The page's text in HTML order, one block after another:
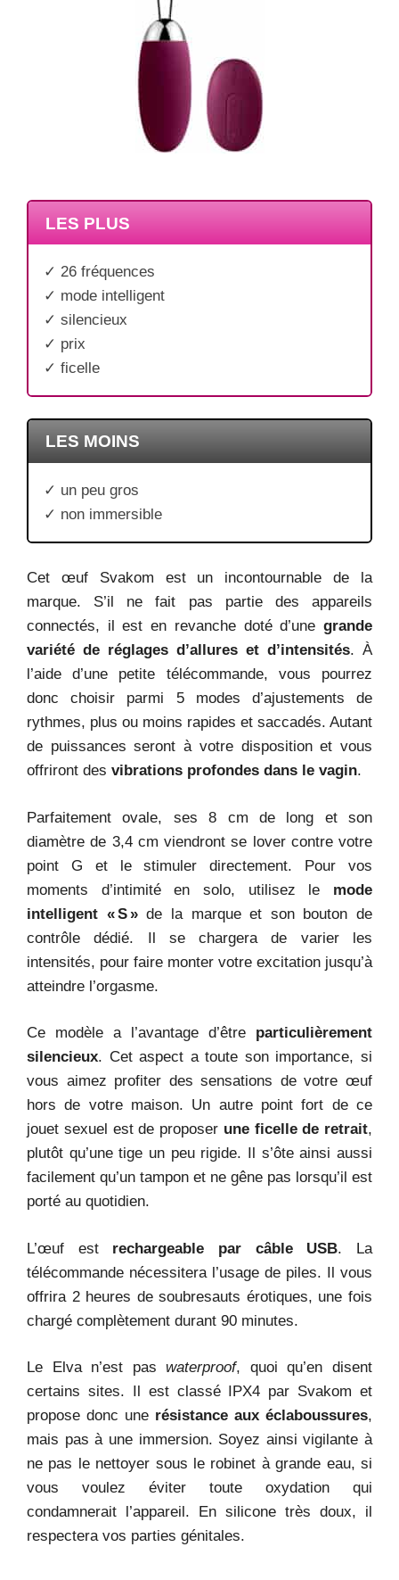
LES PLUS
✓ 26 fréquences
✓ mode intelligent
✓ silencieux
✓ prix
✓ ficelle
LES MOINS
✓ un peu gros
✓ non immersible
Cet œuf Svakom est un incontournable de la
marque. S’il ne fait pas partie des appareils
connectés, il est en revanche doté d’une grande
variété de réglages d’allures et d’intensités. À
l’aide d’une petite télécommande, vous pourrez
donc choisir parmi 5 modes d’ajustements de
rythmes, plus ou moins rapides et saccadés. Autant
de puissances seront à votre disposition et vous
offriront des vibrations profondes dans le vagin.
Parfaitement ovale, ses 8 cm de long et son
diamètre de 3,4 cm viendront se lover contre votre
point G et le stimuler directement. Pour vos
moments d’intimité en solo, utilisez le mode
intelligent « S »de la marque et son bouton de
contrôle dédié. Il se chargera de varier les
intensités, pour faire monter votre excitation jusqu’à
atteindre l’orgasme.
Ce modèle a l’avantage d’être particulièrement
silencieux. Cet aspect a toute son importance, si
vous aimez profiter des sensations de votre œuf
hors de votre maison. Un autre point fort de ce
jouet sexuel est de proposer une ficelle de retrait,
plutôt qu’une tige un peu rigide. Il s’ôte ainsi aussi
facilement qu’un tampon et ne gêne pas lorsqu’il est
porté au quotidien.
L’œuf est rechargeable par câble USB. La
télécommande nécessitera l’usage de piles. Il vous
offrira 2 heures de soubresauts érotiques, une fois
chargé complètement durant 90 minutes.
Le Elva n’est paswaterproof, quoi qu’en disent
certains sites. Il est classé IPX4 par Svakom et
propose donc une résistance aux éclaboussures,
mais pas à une immersion. Soyez ainsi vigilante à
ne pas le nettoyer sous le robinet à grande eau, si
vous voulez éviter toute oxydation qui
condamnerait l’appareil. En silicone très doux, il
respectera vos parties génitales.